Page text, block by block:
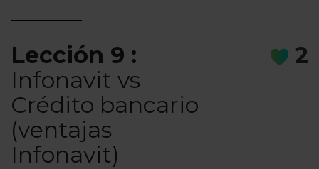
Lección 9 :
Infonavit vs
Crédito bancario
(ventajas
Infonavit)
2